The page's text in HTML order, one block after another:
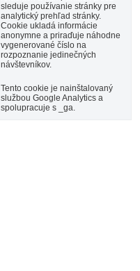
sleduje používanie stránky pre
analytický prehľad stránky.
Cookie ukladá informácie
anonymne a priraďuje náhodne
vygenerované číslo na
rozpoznanie jedinečných
návštevníkov.
Tento cookie je nainštalovaný
službou Google Analytics a
spolupracuje s _ga.